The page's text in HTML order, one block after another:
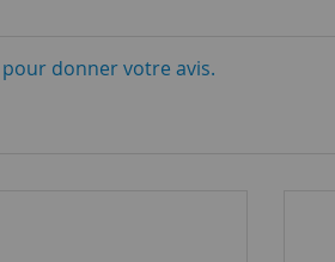
pour donner votre avis.